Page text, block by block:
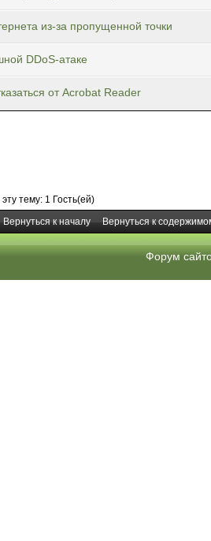
из-за пропущенной точки
DDoS-атаке
от Acrobat Reader
тему: 1 Гость(ей)
Вернуться к началу Вернуться к
Форум